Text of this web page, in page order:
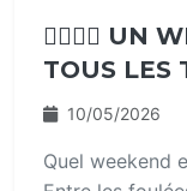
🏃‍♂️🏃‍♀️ UN
TOUS LES
10/05/2026
Quel weekend